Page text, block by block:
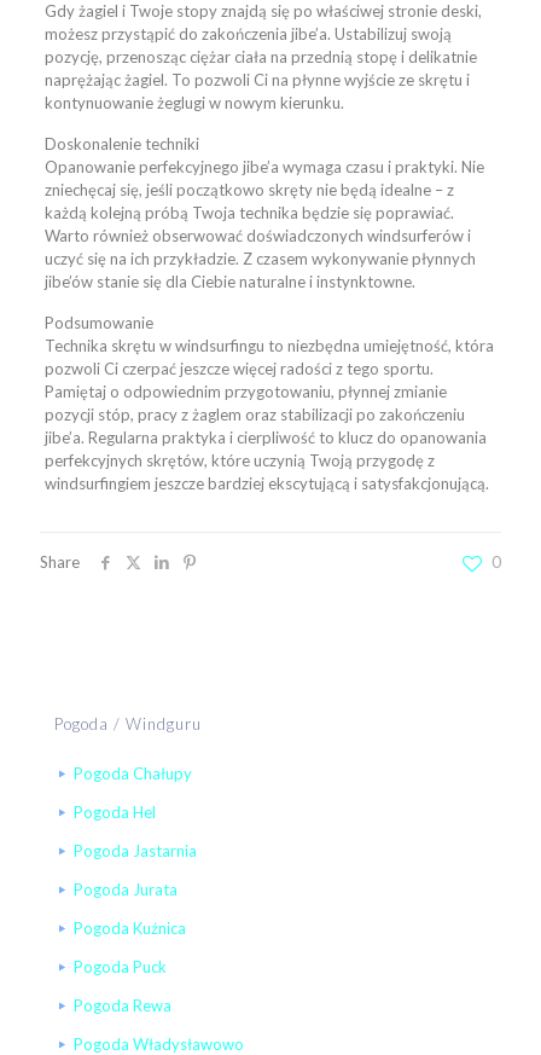
Gdy żagiel i Twoje stopy znajdą się po właściwej stronie deski,
możesz przystąpić do zakończenia jibe’a. Ustabilizuj swoją
pozycję, przenosząc ciężar ciała na przednią stopę i delikatnie
naprężając żagiel. To pozwoli Ci na płynne wyjście ze skrętu i
kontynuowanie żeglugi w nowym kierunku.
Doskonalenie techniki
Opanowanie perfekcyjnego jibe’a wymaga czasu i praktyki. Nie
zniechęcaj się, jeśli początkowo skręty nie będą idealne – z
każdą kolejną próbą Twoja technika będzie się poprawiać.
Warto również obserwować doświadczonych windsurferów i
uczyć się na ich przykładzie. Z czasem wykonywanie płynnych
jibe’ów stanie się dla Ciebie naturalne i instynktowne.
Podsumowanie
Technika skrętu w windsurfingu to niezbędna umiejętność, która
pozwoli Ci czerpać jeszcze więcej radości z tego sportu.
Pamiętaj o odpowiednim przygotowaniu, płynnej zmianie
pozycji stóp, pracy z żaglem oraz stabilizacji po zakończeniu
jibe’a. Regularna praktyka i cierpliwość to klucz do opanowania
perfekcyjnych skrętów, które uczynią Twoją przygodę z
windsurfingiem jeszcze bardziej ekscytującą i satysfakcjonującą.
Share 0
Pogoda / Windguru
Pogoda Chałupy
Pogoda Hel
Pogoda Jastarnia
Pogoda Jurata
Pogoda Kuźnica
Pogoda Puck
Pogoda Rewa
Pogoda Władysławowo